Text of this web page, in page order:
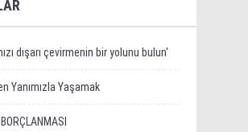
dışarı çevirmenin bir yolunu bulun'
Yanımızla Yaşamak